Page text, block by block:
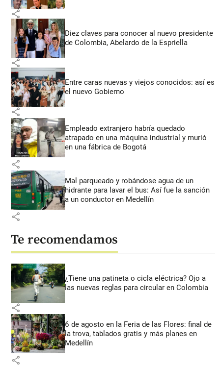
share
Diez claves para conocer al nuevo presidente
de Colombia, Abelardo de la Espriella
share
Entre caras nuevas y viejos conocidos: así es
el nuevo Gobierno
share
Empleado extranjero habría quedado
atrapado en una máquina industrial y murió
en una fábrica de Bogotá
share
Mal parqueado y robándose agua de un
hidrante para lavar el bus: Así fue la sanción
a un conductor en Medellín
share
Te recomendamos
¿Tiene una patineta o cicla eléctrica? Ojo a
las nuevas reglas para circular en Colombia
share
6 de agosto en la Feria de las Flores: final de
la trova, tablados gratis y más planes en
Medellín
share